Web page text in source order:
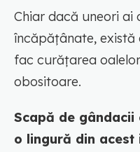
Chiar dacă uneori ai
încăpățânate,
fac curățarea
obositoare.
Scapă de gândacii
o lingură din acest